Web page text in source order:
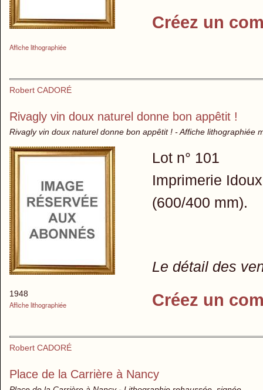
Affiche lithographiée
Créez un
Robert CADORÉ
Rivagly vin doux naturel donne bon appêtit !
Rivagly vin doux naturel donne bon appêtit ! - Affiche lithographiée
1948
Affiche lithographiée
Lot n° 101
Imprimerie
(600/400 mm).
Le détail des
Créez un
Robert CADORÉ
Place de la Carrière à Nancy